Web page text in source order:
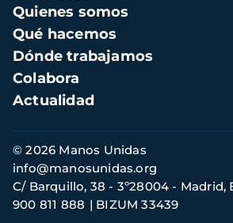
Navegación
principal
Quienes somos
Qué hacemos
Dónde trabajamos
Colabora
Actualidad
Información
de
contacto
© 2026 Manos Unidas
C/ Barquillo, 38 - 3º28004 - Madrid,
900 811 888
BIZUM 33439
info@manosunidas.org